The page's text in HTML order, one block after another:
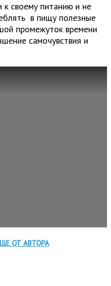
к своему питанию и не
в пищу полезные
промежуток времени
самочувствия и
ОТ АВТОРА